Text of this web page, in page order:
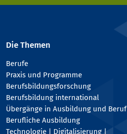
Die Themen
Berufe
Praxis und Programme
Berufsbildungsforschung
Berufsbildung international
Übergänge in Ausbildung und Beruf
Berufliche Ausbildung
Technologie | Digitalisierung |